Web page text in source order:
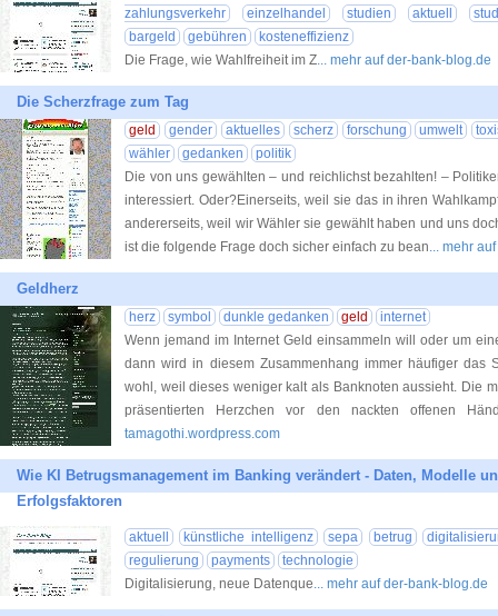
zahlungsverkehr
einzelhandel studien aktuell
bargeld
gebühren
kosteneffizienz
Die Frage, wie Wahlfreiheit im Z... mehr auf der-bank-blog.de
Die Scherzfrage zum Tag
geld gender aktuelles scherz forschung umwelt
wähler
gedanken
politik
Die von uns gewählten – und reichlichst bezahlten! –
interessiert. Oder?Einerseits, weil sie das in ihren
andererseits, weil wir Wähler sie gewählt haben und uns
ist die folgende Frage doch sicher einfach zu bean... mehr
Geldherz
herz symbol dunkle gedanken geld
internet
Wenn jemand im Internet Geld einsammeln will oder um
dann wird in diesem Zusammenhang immer häufiger das
wohl, weil dieses weniger kalt als Banknoten aussieht. Die
präsentierten Herzchen vor den nackten offenen
tamagothi.wordpress.com
Wie KI Betrugsmanagement im Banking verändert - Daten, Modelle
Erfolgsfaktoren
aktuell künstliche intelligenz sepa betrug
regulierung
payments
technologie
Digitalisierung, neue Datenque... mehr auf der-bank-blog.de